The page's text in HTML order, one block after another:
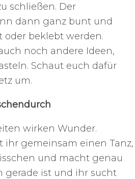
schließen. Der
dann ganz bunt und
beklebt werden.
noch andere Ideen,
Schaut euch dafür
um.
wirken Wunder.
ihr gemeinsam einen Tanz,
und macht genau
gerade ist und ihr sucht